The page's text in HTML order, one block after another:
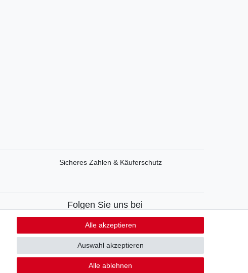
Sicheres Zahlen & Käuferschutz
Folgen Sie uns bei
Facebook
InstagramAlle akzeptieren
Alle ablehnen
Auswahl akzeptieren